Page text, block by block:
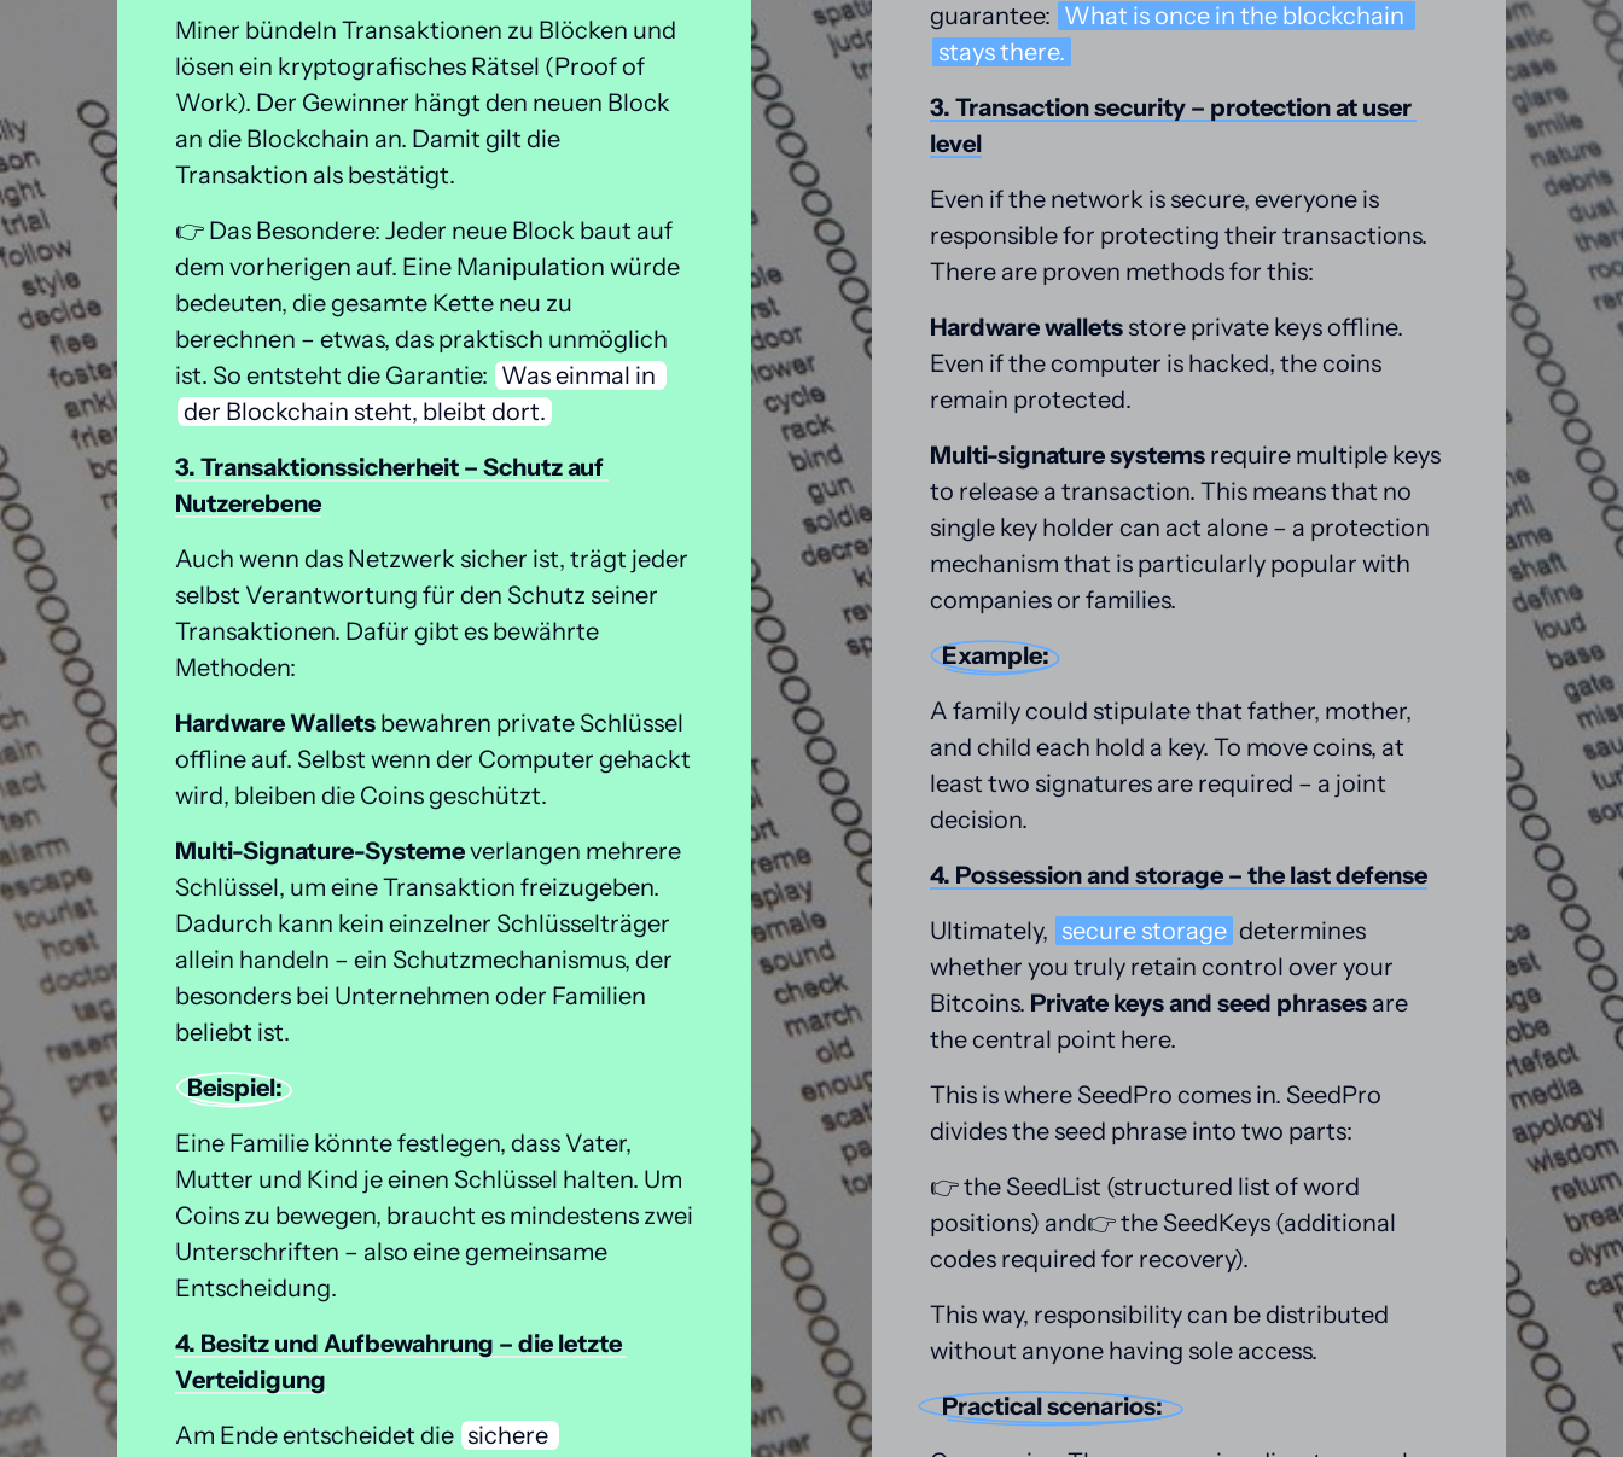
Miner bündeln Transaktionen zu Blöcken und
lösen ein kryptografisches Rätsel (Proof of
Work). Der Gewinner hängt den neuen Block
an die Blockchain an. Damit gilt die
Transaktion als bestätigt.
👉 Das Besondere: Jeder neue Block baut auf
dem vorherigen auf. Eine Manipulation würde
bedeuten, die gesamte Kette neu zu
berechnen – etwas, das praktisch unmöglich
ist. So entsteht die Garantie: Was einmal
der Blockchain steht, bleibt dort.
3. Transaktionssicherheit – Schutz
Nutzerebene
Auch wenn das Netzwerk sicher ist, trägt jeder
selbst Verantwortung für den Schutz seiner
Transaktionen. Dafür gibt es bewährte
Methoden:
Hardware Wallets bewahren private Schlüssel
offline auf. Selbst wenn der Computer gehackt
wird, bleiben die Coins geschützt.
Multi-Signature-Systeme verlangen mehrere
Schlüssel, um eine Transaktion freizugeben.
Dadurch kann kein einzelner Schlüsselträger
allein handeln – ein Schutzmechanismus, der
besonders bei Unternehmen oder Familien
beliebt ist.
Beispiel:
Eine Familie könnte festlegen, dass Vater,
Mutter und Kind je einen Schlüssel halten. Um
Coins zu bewegen, braucht es mindestens zwei
Unterschriften – also eine gemeinsame
Entscheidung.
4. Besitz und Aufbewahrung – die
Verteidigung
Am Ende entscheidet die
sichere
guarantee: What is once in the
stays there.
3. Transaction security – protection at
level
Even if the network is secure, everyone is
responsible for protecting their transactions.
There are proven methods for this:
Hardware wallets store private keys offline.
Even if the computer is hacked, the coins
remain protected.
Multi-signature systems require multiple keys
to release a transaction. This means that no
single key holder can act alone – a protection
mechanism that is particularly popular with
companies or families.
Example:
A family could stipulate that father, mother,
and child each hold a key. To move coins, at
least two signatures are required – a joint
decision.
4. Possession and storage – the last defense
Ultimately, secure storage determines
whether you truly retain control over your
Bitcoins. Private keys and seed phrases are
the central point here.
This is where SeedPro comes in. SeedPro
divides the seed phrase into two parts:
👉 the SeedList (structured list of word
positions) and👉 the SeedKeys (additional
codes required for recovery).
This way, responsibility can be distributed
without anyone having sole access.
Practical scenarios: